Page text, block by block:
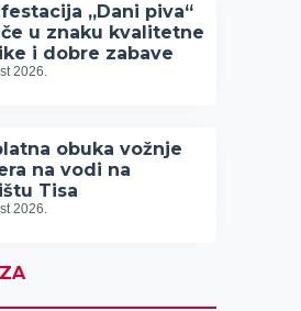
„Dani piva“
u znaku kvalitetne
i dobre zabave
2026.
obuka vožnje
na vodi na
Tisa
2026.